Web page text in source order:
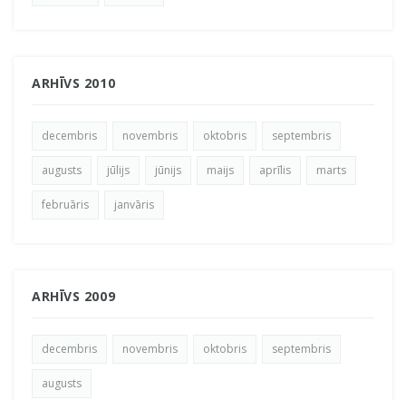
ARHĪVS 2010
decembris novembris oktobris septembris
augusts jūlijs jūnijs maijs aprīlis marts
februāris janvāris
ARHĪVS 2009
decembris novembris oktobris septembris
augusts